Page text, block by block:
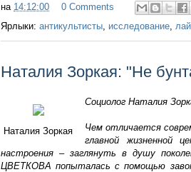
на 14:12:00
0 Comments
Ярлыки: антикультисты, исследование,
Наталия Зоркая: "Не
Наталия Зоркая
Социолог Наталия
Чем отличается
главной жизненной
настроения – заглянуть в душу
ЦВЕТКОВА попыталась с помощью